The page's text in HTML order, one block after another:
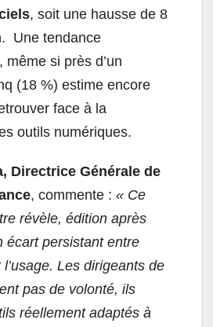
, soit une hausse de 8
Une tendance
si près d’un
(18 %) estime encore
face à la
outils numériques.
Directrice Générale de
, commente : « Ce
révèle, édition après
écart persistant entre
l’usage. Les dirigeants de
pas de volonté, ils
réellement adaptés à